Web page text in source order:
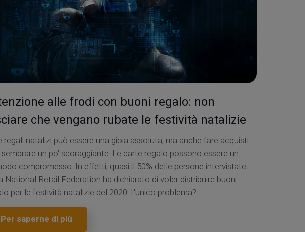
alle frodi con buoni regalo: non
che vengano rubate le festività natalizie
regali natalizi può essere una gioia assoluta, ma anche fare acquisti
un po' scoraggiante. Le carte regalo possono essere un
compromesso. In effetti, quasi il 50% delle persone intervistate
National Retail Federation ha dichiarato di voler distribuire buoni
per le festività natalizie del 2020. L'unico problema?
Per saperne di più